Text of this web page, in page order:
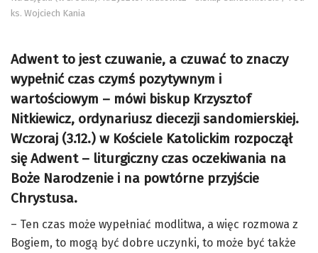
ks. Wojciech Kania
Adwent to jest czuwanie, a czuwać to znaczy
wypełnić czas czymś pozytywnym i
wartościowym – mówi biskup Krzysztof
Nitkiewicz, ordynariusz diecezji sandomierskiej.
Wczoraj (3.12.) w Kościele Katolickim rozpoczął
się Adwent – liturgiczny czas oczekiwania na
Boże Narodzenie i na powtórne przyjście
Chrystusa.
– Ten czas może wypełniać modlitwa, a więc rozmowa z
Bogiem, to mogą być dobre uczynki, to może być także